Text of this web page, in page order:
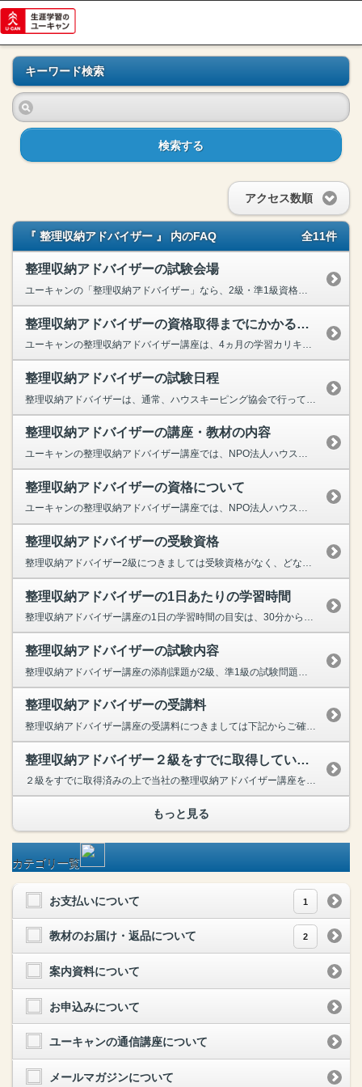
キーワード検索
検索する
アクセス数順
『 整理収納アドバイザー 』 内のFAQ 全11件
整理収納アドバイザーの試験会場
ユーキャンの「整理収納アドバイザー」なら、2級・準1級資格は受講期間内であれば『いつでも』『在宅で』検定試験の受験が可能です。
整理収納アドバイザーの資格取得までにかかる期間
ユーキャンの整理収納アドバイザー講座は、4ヵ月の学習カリキュラムで合格を目指す講座となっており、基本的に1年中いつでもお申し込みが出来ます。お客様の学習開始時期に合わせたスケジュールを教材と一緒...
整理収納アドバイザーの試験日程
整理収納アドバイザーの講座・教材の内容
ユーキャンの整理収納アドバイザー講座では、NPO法人ハウスキーピング協会が認定している、「整理収納アドバイザー2級・準1級」資格の取得を目指せます。整理収納アドバイザー講座のカリキュラムでは、イ...
整理収納アドバイザーの資格について
ユーキャンの整理収納アドバイザー講座では、NPO法人ハウスキーピング協会が認定している、「整理収納アドバイザー2級・準1級」資格の取得を目指せます。整理収納アドバイザーとは片付かない原因や問題点...
整理収納アドバイザーの受験資格
整理収納アドバイザーの1日あたりの学習時間
整理収納アドバイザー講座の1日の学習時間の目安は、30分から45分程度となっております。メインテキストは１レッスン６～８ページ。スキマ時間で効率良く勉強が続けられる、ムリのない分量です。レッスン...
整理収納アドバイザーの試験内容
整理収納アドバイザーの受講料
整理収納アドバイザー講座の受講料につきましては下記からご確認いただけます。整理収納アドバイザー講座の受講料はこちら
整理収納アドバイザー２級をすでに取得しているのですが、どうすれば良いですか？
２級をすでに取得済みの上で当社の整理収納アドバイザー講座を受講する場合は、当講座で改めて２級を取得していただき、２級資格認定証が協会から届き次第、受講生ご本人からNPO法人ハウスキーピング協会に...
もっと見る
カテゴリ一覧
お支払いについて 1
教材のお届け・返品について 2
案内資料について
お申込みについて
ユーキャンの通信講座について
メールマガジンについて